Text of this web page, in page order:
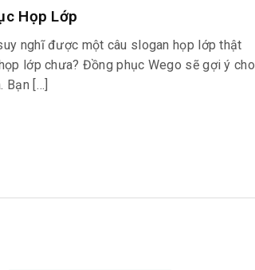
Họp Lớp
nghĩ được một câu slogan họp lớp thật
lớp chưa? Đồng phục Wego sẽ gợi ý cho
Bạn […]